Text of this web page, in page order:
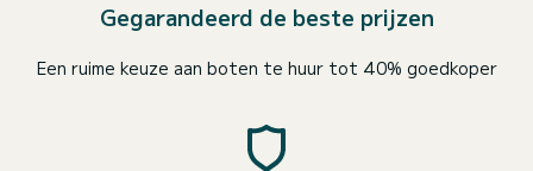
Gegarandeerd de beste prijzen
Een ruime keuze aan boten te huur tot 40% goedkoper